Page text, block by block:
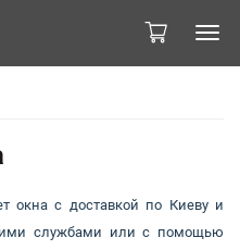
НОВЫЕ"
окна с доставкой по Киеву и
службами или с помощью